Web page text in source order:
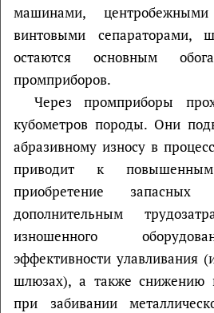
машинами, центробежными
винтовыми сепараторами,
остаются основным
промприборов.
Через промприборы
кубометров породы. Они
абразивному износу в
приводит к
приобретение запасных
дополнительным
изношенного
эффективности улавливания
шлюзах), а также снижению
при забивании